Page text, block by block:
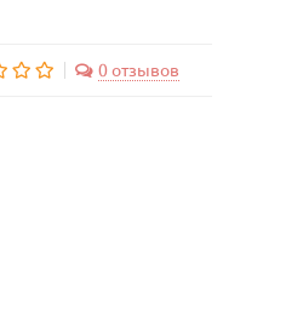
0 отзывов